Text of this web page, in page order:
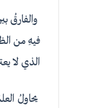
والفارقُ
فيهِ من
الذي لا
يحاولُ